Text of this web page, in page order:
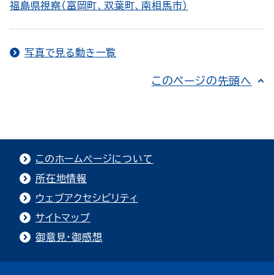
福島県視察（富岡町、双葉町、南相馬市）
写真で見る動き一覧
このページの先頭へ
このホームページについて
所在地情報
ウェブアクセシビリティ
サイトマップ
御意見・御感想